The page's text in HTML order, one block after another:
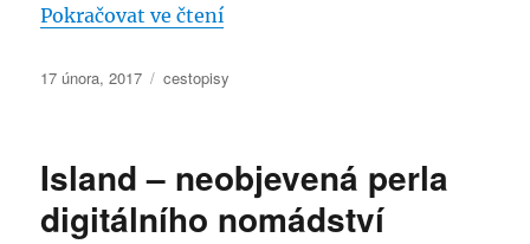
Pokračovat ve čtení„Island v zimních měsících“
Publikováno:
17 února, 2017 Rubriky:
cestopisy
Island – neobjevená perla
digitálního nomádství